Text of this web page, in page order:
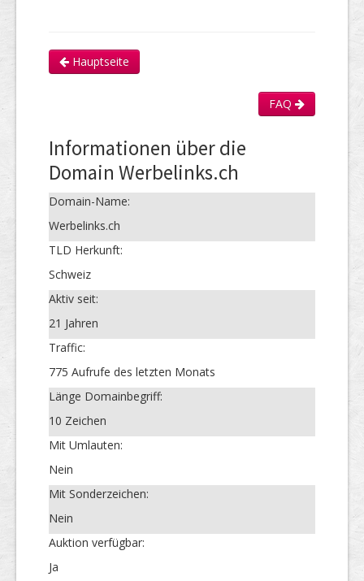
Hauptseite
FAQ
Informationen über die
Domain Werbelinks.ch
Domain-Name:
Werbelinks.ch
TLD Herkunft:
Schweiz
Aktiv seit:
21 Jahren
Traffic:
775 Aufrufe des letzten Monats
Länge Domainbegriff:
10 Zeichen
Mit Umlauten:
Nein
Mit Sonderzeichen:
Nein
Auktion verfügbar:
Ja